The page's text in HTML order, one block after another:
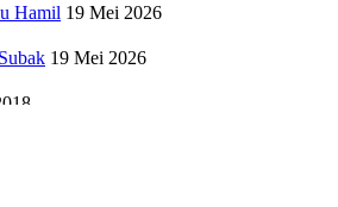
Hamil 19 Mei 2026
19 Mei 2026